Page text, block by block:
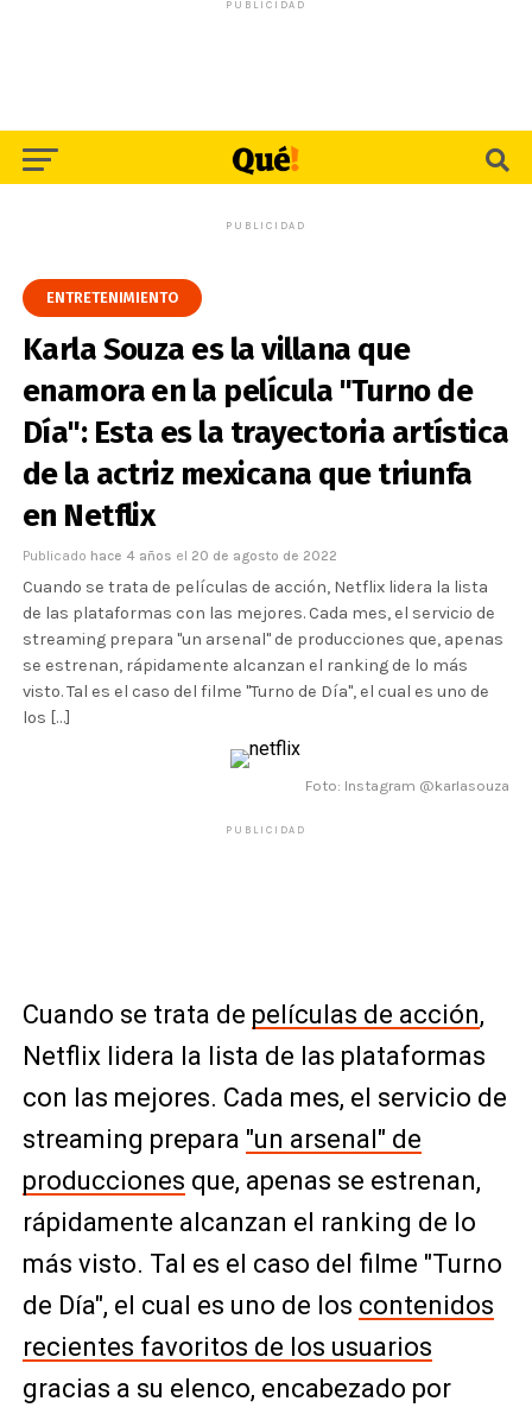
PUBLICIDAD
PUBLICIDAD
ENTRETENIMIENTO
Karla Souza es la villana que
enamora en la película "Turno de
Día": Esta es la trayectoria artística
de la actriz mexicana que triunfa
en Netflix
Publicado hace 4 años el 20 de agosto de 2022
Cuando se trata de películas de acción, Netflix lidera la lista
de las plataformas con las mejores. Cada mes, el servicio de
streaming prepara "un arsenal" de producciones que, apenas
se estrenan, rápidamente alcanzan el ranking de lo más
visto. Tal es el caso del filme "Turno de Día", el cual es uno de
los […]
Foto: Instagram @karlasouza
PUBLICIDAD
Cuando se trata de películas de acción,
Netflix lidera la lista de las plataformas
con las mejores. Cada mes, el servicio de
streaming prepara "un arsenal" de
producciones que, apenas se estrenan,
rápidamente alcanzan el ranking de lo
más visto. Tal es el caso del filme "Turno
de Día", el cual es uno de los contenidos
recientes favoritos de los usuarios
gracias a su elenco, encabezado por